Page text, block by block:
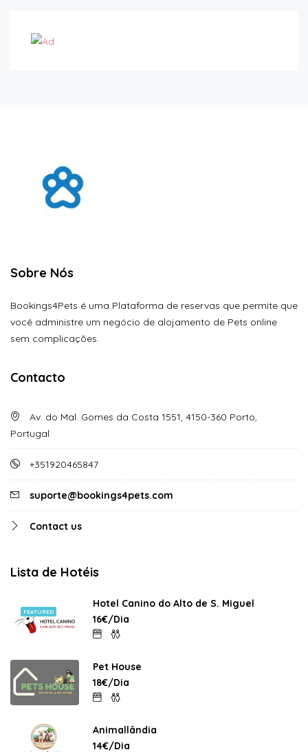
Sobre Nós
Bookings4Pets é uma Plataforma de reservas que permite que
você administre um negócio de alojamento de Pets online
sem complicações.
Contacto
Av. do Mal. Gomes da Costa 1551, 4150-360 Porto,
Portugal
+351920465847
suporte@bookings4pets.com
Contact us
Lista de Hotéis
FEATURED
Hotel Canino do Alto de S. Miguel
16€/Dia
Pet House
18€/Dia
Animallândia
14€/Dia